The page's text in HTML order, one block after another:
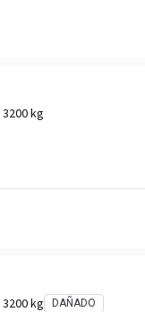
3200 kg
3200 kg DAÑADO